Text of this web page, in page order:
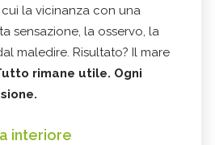
la vicinanza con una
sensazione, la osservo, la
maledire. Risultato? Il mare
rimane utile. Ogni
interiore